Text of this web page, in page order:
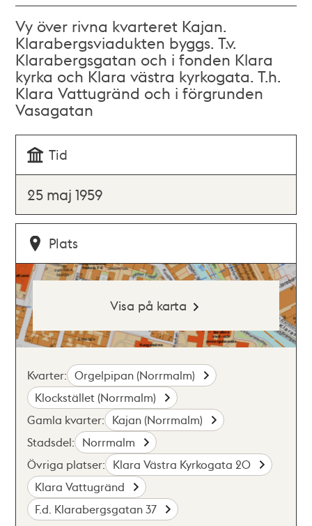
Vy över rivna kvarteret Kajan.
Klarabergsviadukten byggs. T.v.
Klarabergsgatan och i fonden Klara
kyrka och Klara västra kyrkogata. T.h.
Klara Vattugränd och i förgrunden
Vasagatan
Tid
25 maj 1959
Plats
Visa på karta
Kvarter: Orgelpipan (Norrmalm)
Klockstället (Norrmalm)
Gamla kvarter: Kajan (Norrmalm)
Stadsdel: Norrmalm
Övriga platser: Klara Västra Kyrkogata 20
Klara Vattugränd
F.d. Klarabergsgatan 37